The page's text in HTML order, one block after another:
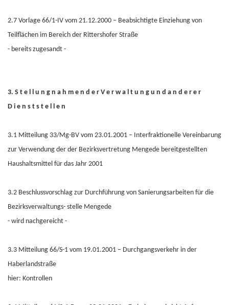
2.7 Vorlage 66/1-IV vom 21.12.2000 – Beabsichtigte Einziehung von
Teilflächen im Bereich der Rittershofer Straße
- bereits zugesandt -
3. S t e l l u n g n a h m e n d e r V e r w a l t u n g u n d a n d e r e r
D i e n s t s t e l l e n
3.1 Mitteilung 33/Mg-BV vom 23.01.2001 – Interfraktionelle Vereinbarung
zur Verwendung der der Bezirksvertretung Mengede bereitgestellten
Haushaltsmittel für das Jahr 2001
3.2 Beschlussvorschlag zur Durchführung von Sanierungsarbeiten für die
Bezirksverwaltungs- stelle Mengede
- wird nachgereicht -
3.3 Mitteilung 66/S-1 vom 19.01.2001 – Durchgangsverkehr in der
Haberlandstraße
hier: Kontrollen